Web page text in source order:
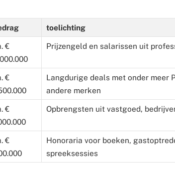
toelichting
€
Prijzengeld en salarissen uit
€
Langdurige deals met onder meer
andere merken
€
Opbrengsten uit vastgoed,
€
Honoraria voor boeken,
spreeksessies